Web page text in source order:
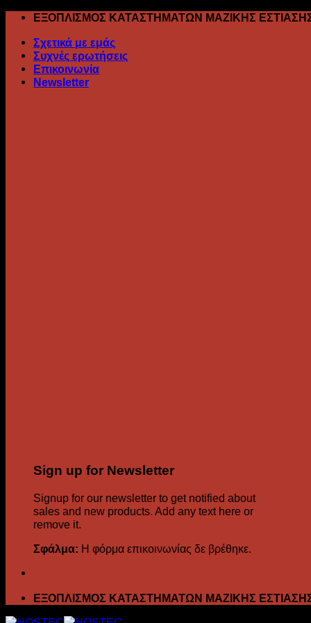
Skip
content
ΕΞΟΠΛΙΣΜΟΣ ΚΑΤΑΣΤΗΜΑΤΩΝ ΜΑΖΙΚΗΣ
Σχετικά με εμάς
Συχνές ερωτήσεις
Επικοινωνία
Newsletter
Sign up for Newsletter
Signup for our newsletter to get notified about
sales and new products. Add any text here or
remove it.
Σφάλμα: Η φόρμα επικοινωνίας δε βρέθηκε.
ΕΞΟΠΛΙΣΜΟΣ ΚΑΤΑΣΤΗΜΑΤΩΝ ΜΑΖΙΚΗΣ